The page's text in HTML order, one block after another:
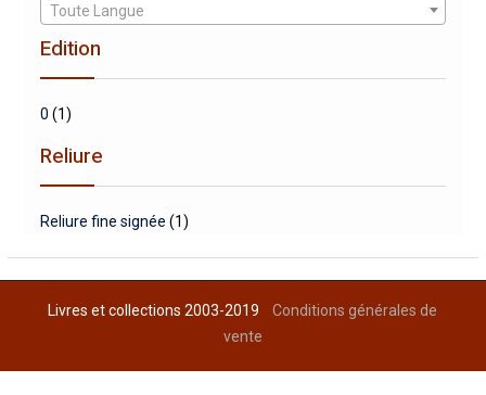
Toute Langue
Edition
0 (1)
Reliure
Reliure fine signée (1)
Livres et collections 2003-2019Conditions générales de
vente